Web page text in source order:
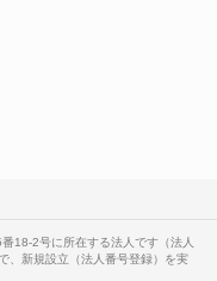
18-2号に所在する法人です（法人
新規設立（法人番号登録）を実